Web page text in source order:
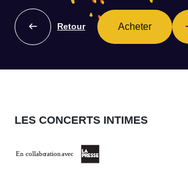
Retour Acheter
LES CONCERTS INTIMES